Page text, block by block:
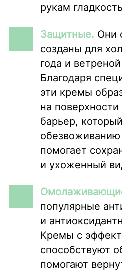
рукам
Защитные. Они
созданы для
года и
Благодаря
эти кремы
на
барьер,
помогает
и ухоженный
популярные
и
Кремы с
способствуют
помогают